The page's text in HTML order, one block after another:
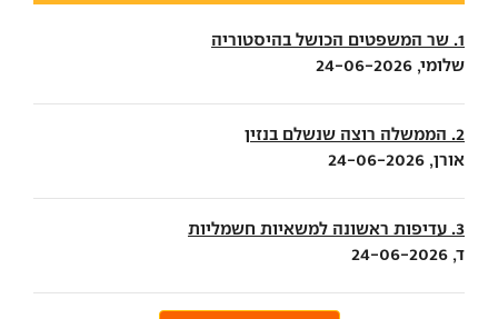
1. שר המשפטים הכושל בהיסטוריה
שלומי, 24-06-2026
2. הממשלה רוצה שנשלם בנזין
אורן, 24-06-2026
3. עדיפות ראשונה למשאיות חשמליות
ד, 24-06-2026